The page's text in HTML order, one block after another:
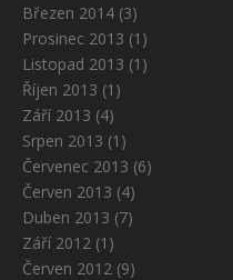
Březen 2014 (3)
Prosinec 2013 (1)
Listopad 2013 (1)
Říjen 2013 (1)
Září 2013 (4)
Srpen 2013 (1)
Červenec 2013 (6)
Červen 2013 (4)
Duben 2013 (7)
Září 2012 (1)
Červen 2012 (9)